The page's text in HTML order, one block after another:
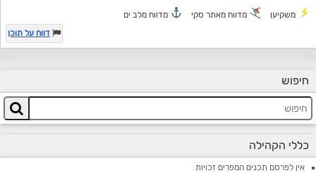
משקיען מדווח מאתר סקי
מדווח מלב ים
דווח על תוכן
חיפוש
כללי הקהילה
אין לפרסם תכנים המפרים זכויות